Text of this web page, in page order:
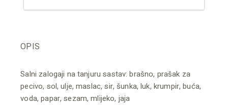
OPIS
Salni zalogaji na tanjuru sastav: brašno, prašak za
pecivo, sol, ulje, maslac, sir, šunka, luk, krumpir, buća,
voda, papar, sezam, mlijeko, jaja